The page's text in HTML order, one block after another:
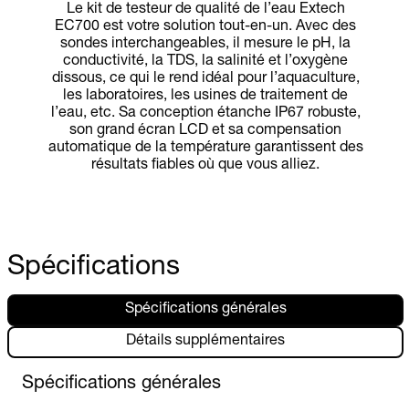
Le kit de testeur de qualité de l’eau Extech
EC700 est votre solution tout-en-un. Avec des
sondes interchangeables, il mesure le pH, la
conductivité, la TDS, la salinité et l’oxygène
dissous, ce qui le rend idéal pour l’aquaculture,
les laboratoires, les usines de traitement de
l’eau, etc. Sa conception étanche IP67 robuste,
son grand écran LCD et sa compensation
automatique de la température garantissent des
résultats fiables où que vous alliez.
Spécifications
Spécifications générales
Détails supplémentaires
Spécifications générales